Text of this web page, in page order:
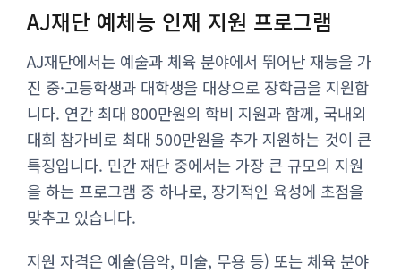
AJ재단 예체능 인재 지원 프로그램
AJ재단에서는 예술과 체육 분야에서 뛰어난 재능을 가
진 중·고등학생과 대학생을 대상으로 장학금을 지원합
니다. 연간 최대 800만원의 학비 지원과 함께, 국내외
대회 참가비로 최대 500만원을 추가 지원하는 것이 큰
특징입니다. 민간 재단 중에서는 가장 큰 규모의 지원
을 하는 프로그램 중 하나로, 장기적인 육성에 초점을
맞추고 있습니다.
지원 자격은 예술(음악, 미술, 무용 등) 또는 체육 분야